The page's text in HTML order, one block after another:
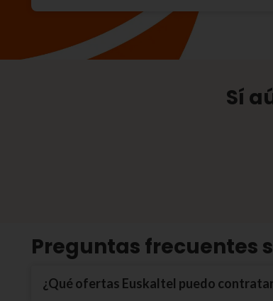
Sí
Preguntas frecuentes
¿Qué ofertas Euskaltel puedo